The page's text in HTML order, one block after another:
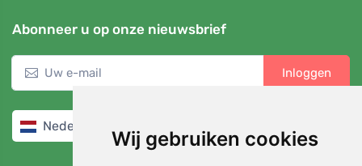
Wij gebruiken cookies
Abonneer u op onze nieuwsbrief
Inloggen
Nederlands / EUR